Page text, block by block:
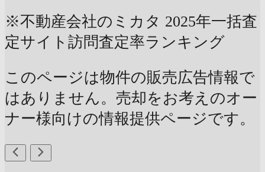
※不動産会社のミカタ 2025年一括査
定サイト訪問査定率ランキング
このページは物件の販売広告情報で
はありません。売却をお考えのオー
ナー様向けの情報提供ページです。